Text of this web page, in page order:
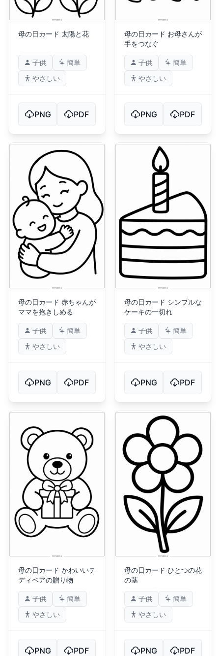
母の日カード 太陽と花
子供
簡単
やさしい
PNG PDF
母の日カード お母さんが
手をつなぐ
子供
簡単
やさしい
PNG PDF
母の日カード 赤ちゃんが
ママを抱きしめる
子供
簡単
やさしい
PNG PDF
母の日カード シンプルな
ケーキの一切れ
子供
簡単
やさしい
PNG PDF
母の日カード かわいいテ
ディベアの贈り物
子供
簡単
やさしい
PNG PDF
母の日カード ひとつの花
の茎
子供
簡単
やさしい
PNG PDF